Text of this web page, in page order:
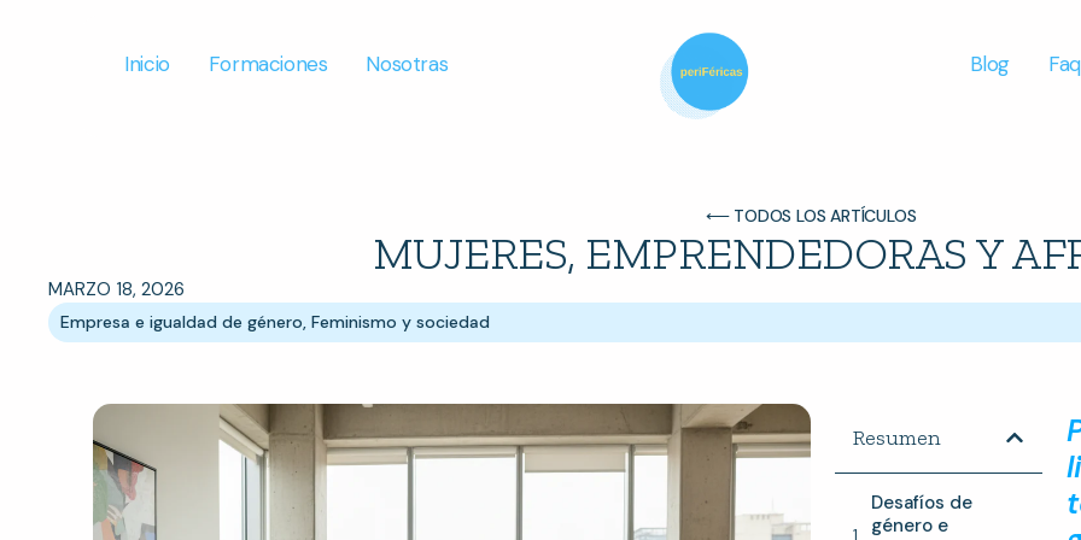
Inicio Formaciones Nosotras Blog
⟵ TODOS LOS ARTÍCULOS
MUJERES, EMPRENDEDORAS Y
MARZO 18, 2026
Empresa e igualdad de género,Feminismo y sociedad
Resumen
Desafíos de
género e